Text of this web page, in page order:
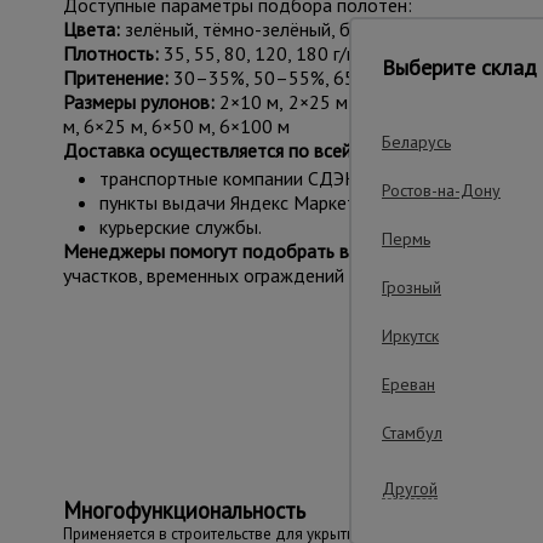
Доступные параметры подбора полотен:
Цвета:зелёный, тёмно-зелёный, белый, оранжевый,
Плотность:35, 55, 80, 120, 180 г/м²
Притенение:30–35%, 50–55%, 65–70%, 75–80%,
Размеры рулонов:2×10 м, 2×25 м, 2×50 м, 2×100 м,
м, 6×25 м, 6×50 м, 6×100 м
Доставка осуществляется по всей России:
транспортные компании СДЭК, Деловые линии;
пункты выдачи Яндекс Маркета;
курьерские службы.
Менеджеры помогут подобрать вариантпод
участков, временных ограждений и декоративных
Важные
Многофункциональность
Применяется в строительстве для укрытия
Выберите склад
Беларусь
Ростов-на-Дону
Пермь
Грозный
Иркутск
Ереван
Стамбул
Другой